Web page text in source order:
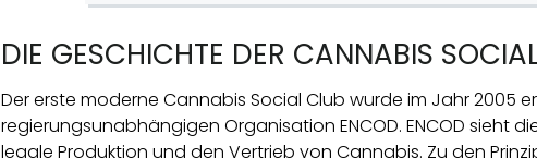
DIE GESCHICHTE DER CANNABIS
Der erste moderne Cannabis Social Club wurde im Jahr 2005
regierungsunabhängigen Organisation ENCOD. ENCOD sieht
legale Produktion und den Vertrieb von Cannabis. Zu den